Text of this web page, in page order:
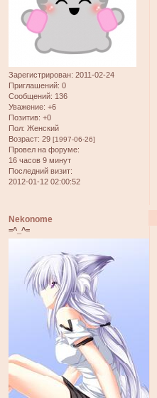
Зарегистрирован: 2011-02-24
Приглашений: 0
Сообщений: 136
Уважение: +6
Позитив: +0
Пол: Женский
Возраст: 29 [1997-06-26]
Провел на форуме:
16 часов 9 минут
Последний визит:
2012-01-12 02:00:52
Nekonome
=^_^=